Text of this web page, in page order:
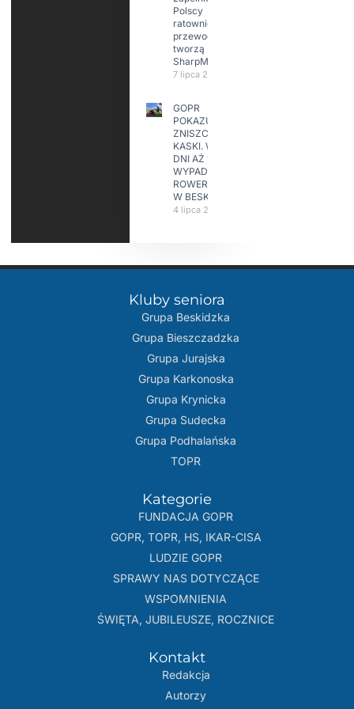
Polscy
ratownicy i
przewodnicy
tworzą
SharpMap
7 lipca 2026
GOPR
POKAZUJE
ZNISZCZONE
KASKI. W KILKA
DNI AŻ 15
WYPADKÓW
ROWERZYSTÓW
W BESKIDACH
4 lipca 2026
Kluby seniora
Grupa Beskidzka​
Grupa Bieszczadzka
Grupa Jurajska
Grupa Karkonoska
Grupa Krynicka
Grupa Sudecka
Grupa Podhalańska
TOPR
Kategorie
FUNDACJA GOPR
GOPR, TOPR, HS, IKAR-CISA
LUDZIE GOPR
SPRAWY NAS DOTYCZĄCE
WSPOMNIENIA
ŚWIĘTA, JUBILEUSZE, ROCZNICE
Kontakt
Redakcja
Autorzy